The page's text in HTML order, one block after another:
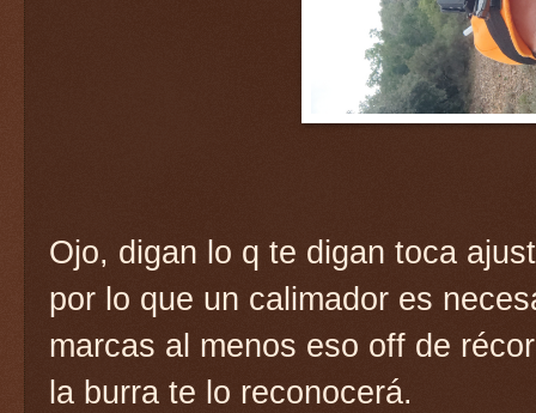
Ojo, digan lo q te digan toca
por lo que un calimador es
marcas al menos eso off de
la burra te lo reconocerá.